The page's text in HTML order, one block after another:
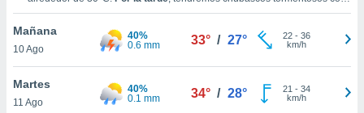
y
en
más
nuestra
y
cielo parcialmente nuboso y con temperaturas en torno a los32°C.
Durante la noche
30°C.Vientos del Norte a lo largo del día, con una velocidad media de
23 km/h
Mañana
10 Ago
40%
0.6 mm
33° / 27° 22- 36
km/h
Martes
11 Ago
40%
0.1 mm
34° / 28° 21 - 34
km/h